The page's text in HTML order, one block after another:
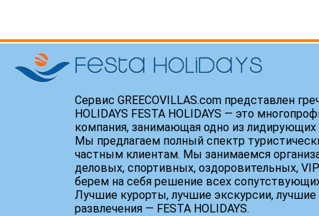
Сервис GREECOVILLAS.com представлен
HOLIDAYS FESTA HOLIDAYS — это
компания, занимающая одно из
Мы предлагаем полный спектр
частным клиентам. Мы занимаемся
деловых, спортивных, оздоровительных,
берем на себя решение всех
Лучшие курорты, лучшие экскурсии, лучшие
развлечения — FESTA HOLIDAYS.